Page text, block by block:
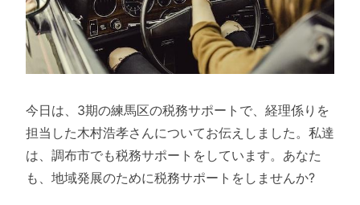
今日は、3期の練馬区の税務サポートで、経理係りを
担当した木村浩孝さんについてお伝えしました。私達
は、調布市でも税務サポートをしています。あなた
も、地域発展のために税務サポートをしませんか?